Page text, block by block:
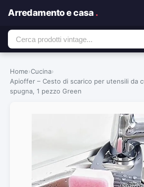
Arredamento e casa .
Home›Cucina›
Apioffer – Cesto di scarico per utensili da
spugna, 1 pezzo Green